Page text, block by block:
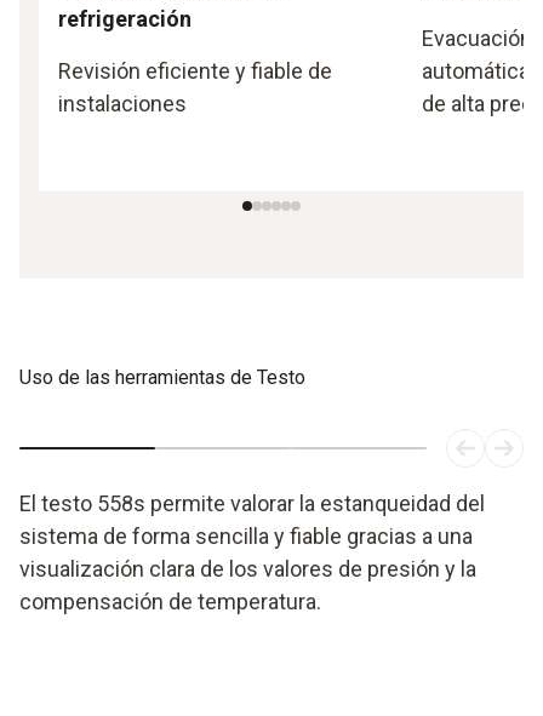
refrigeración
Revisión eficiente y fiable de
instalaciones
Evacuación
automática
de alta
Uso de las herramientas de Testo
El testo 558s permite valorar la estanqueidad del
sistema de forma sencilla y fiable gracias a una
visualización clara de los valores de presión y la
compensación de temperatura.